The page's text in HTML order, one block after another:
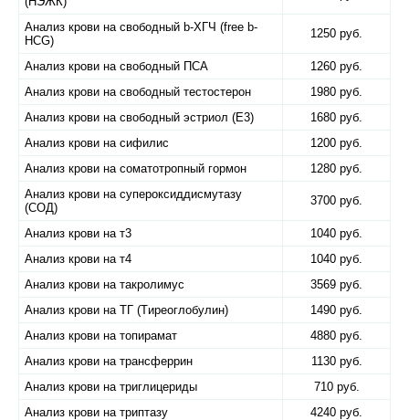
Анализ крови на свободный b-ХГЧ (free b-
HCG)
1250 руб.
Анализ крови на свободный ПСА
1260 руб.
Анализ крови на свободный тестостерон
1980 руб.
Анализ крови на свободный эстриол (Е3)
1680 руб.
Анализ крови на сифилис
1200 руб.
Анализ крови на соматотропный гормон
1280 руб.
Анализ крови на супероксиддисмутазу
(СОД)
3700 руб.
Анализ крови на т3
1040 руб.
Анализ крови на т4
1040 руб.
Анализ крови на такролимус
3569 руб.
Анализ крови на ТГ (Tиреоглобулин)
1490 руб.
Анализ крови на топирамат
4880 руб.
Анализ крови на трансферрин
1130 руб.
Анализ крови на триглицериды
710 руб.
Анализ крови на триптазу
4240 руб.